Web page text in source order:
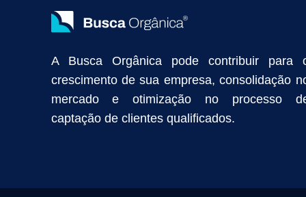
A Busca Orgânica pode contribuir para
crescimento de sua empresa, consolidação
mercado e otimização no processo
captação de clientes qualificados.